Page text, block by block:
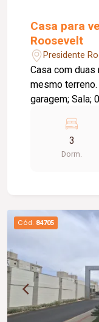
Casa para
Roosevelt
Presidente
Casa com
mesmo terreno. Casa da frente: 01 vaga
garagem; Sala;
Lavanderia; Casa dos fundos: 01 vaga de
garagem; Sala;
Cozinha; Lavanderia;
proporcionando
Informações
total das duas
169,81 m².
3
Dorm.
Cód. 84705